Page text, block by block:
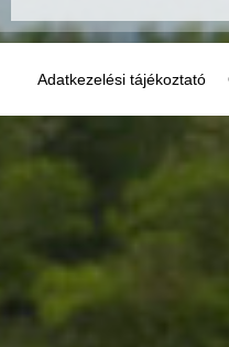
Adatkezelési tájékoztató